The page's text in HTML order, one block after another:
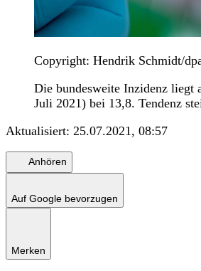
Copyright: Hendrik Schmidt/
Die bundesweite Inzidenz liegt
Juli 2021) bei 13,8. Tendenz
Aktualisiert: 25.07.2021, 08:57
Anhören
Auf Google bevorzugen
Merken